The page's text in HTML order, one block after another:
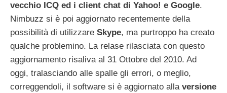
vecchio ICQ ed i client chat di Yahoo! e Google.
Nimbuzz si è poi aggiornato recentemente della
possibilità di utilizzare Skype, ma purtroppo ha creato
qualche problemino. La relase rilasciata con questo
aggiornamento risaliva al 31 Ottobre del 2010. Ad
oggi, tralasciando alle spalle gli errori, o meglio,
correggendoli, il software si è aggiornato alla versione